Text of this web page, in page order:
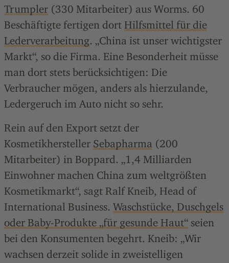
Trumpler (330 Mitarbeiter) aus Worms. 60
Beschäftigte fertigen dort Hilfsmittel für die
Lederverarbeitung. „China ist unser wichtigster
Markt“, so die Firma. Eine Besonderheit müsse
man dort stets berücksichtigen: Die
Verbraucher mögen, anders als hierzulande,
Ledergeruch im Auto nicht so sehr.
Rein auf den Export setzt der
Kosmetikhersteller Sebapharma (200
Mitarbeiter) in Boppard. „1,4 Milliarden
Einwohner machen China zum weltgrößten
Kosmetikmarkt“, sagt Ralf Kneib, Head of
International Business. Waschstücke, Duschgels
oder Baby-Produkte „für gesunde Haut“ seien
bei den Konsumenten begehrt. Kneib: „Wir
wachsen derzeit solide in zweistelligen